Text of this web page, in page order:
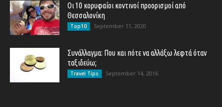
Οι 10 κορυφαίοι κοντινοί προορισμοί από
Θεσσαλονίκη
Top10 September 11, 2020
Συνάλλαγμα: Που και πότε να αλλάξω λεφτά όταν
ταξιδεύω;
Travel Tips September 14, 2016